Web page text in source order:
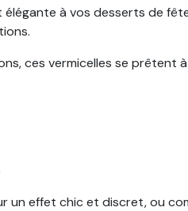
à vos desserts de
ces vermicelles se prêtent
un effet chic et discret, ou